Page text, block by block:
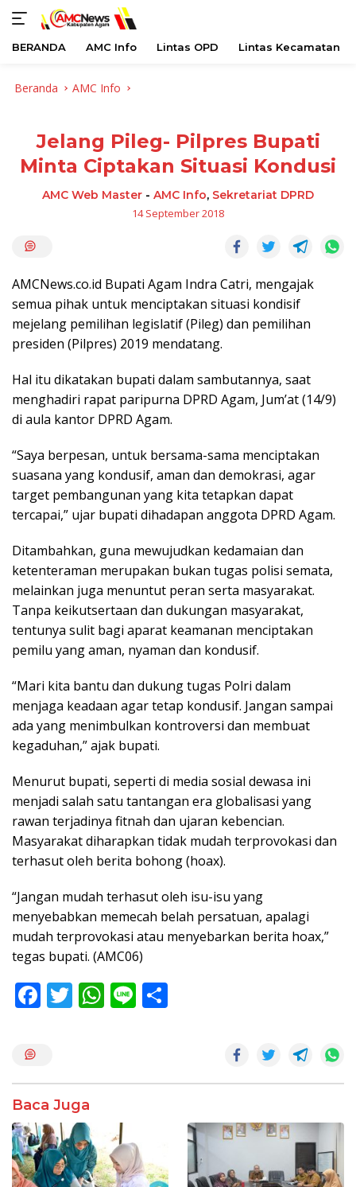
BERANDA AMC Info Lintas OPD Lintas Kecamatan
Beranda AMC Info
Jelang Pileg- Pilpres Bupati
Minta Ciptakan Situasi Kondusi
AMC Web Master - AMC Info, Sekretariat DPRD
14 September 2018
AMCNews.co.id Bupati Agam Indra Catri, mengajak
semua pihak untuk menciptakan situasi kondisif
mejelang pemilihan legislatif (Pileg) dan pemilihan
presiden (Pilpres) 2019 mendatang.
Hal itu dikatakan bupati dalam sambutannya, saat
menghadiri rapat paripurna DPRD Agam, Jum’at (14/9)
di aula kantor DPRD Agam.
“Saya berpesan, untuk bersama-sama menciptakan
suasana yang kondusif, aman dan demokrasi, agar
target pembangunan yang kita tetapkan dapat
tercapai,” ujar bupati dihadapan anggota DPRD Agam.
Ditambahkan, guna mewujudkan kedamaian dan
ketenteraman merupakan bukan tugas polisi semata,
melainkan juga menuntut peran serta masyarakat.
Tanpa keikutsertaan dan dukungan masyarakat,
tentunya sulit bagi aparat keamanan menciptakan
pemilu yang aman, nyaman dan kondusif.
“Mari kita bantu dan dukung tugas Polri dalam
menjaga keadaan agar tetap kondusif. Jangan sampai
ada yang menimbulkan kontroversi dan membuat
kegaduhan,” ajak bupati.
Menurut bupati, seperti di media sosial dewasa ini
menjadi salah satu tantangan era globalisasi yang
rawan terjadinya fitnah dan ujaran kebencian.
Masyarakat diharapkan tidak mudah terprovokasi dan
terhasut oleh berita bohong (hoax).
“Jangan mudah terhasut oleh isu-isu yang
menyebabkan memecah belah persatuan, apalagi
mudah terprovokasi atau menyebarkan berita hoax,”
tegas bupati. (AMC06)
F
o
o
k
T W
p
p
Li
Baca Juga